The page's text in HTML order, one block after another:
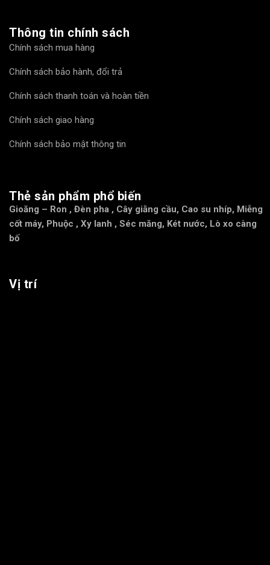
Thông tin chính sách
Chính sách mua hàng
Chính sách bảo hành, đổi trả
Chính sách thanh toán và hoàn tiền
Chính sách giao hàng
Chính sách bảo mật thông tin
Thẻ sản phẩm phổ biến
Gioăng – Ron , Đèn pha , Cây giằng cầu, Cao su nhíp, Miễng
cốt máy, Phuộc , Xy lanh , Séc măng, Két nước, Lò xo càng
bố
Vị trí